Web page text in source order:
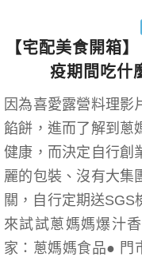
【宅配美食開箱
疫期間吃什
因為喜愛露營料理影
餡餅，進而了解到蔥
健康，而決定自行創
麗的包裝、沒有大集
關，自行定期送
來試試蔥媽媽爆汁
家：蔥媽媽食品● 門